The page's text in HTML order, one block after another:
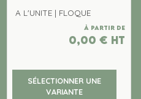
A L'UNITE | FLOQUE
À partir de
0,00 € ht
SÉLECTIONNER UNE
VARIANTE